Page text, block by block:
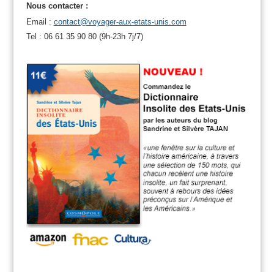
Nous contacter :
Email : contact@voyager-aux-etats-unis.com
Tel : 06 61 35 90 80 (9h-23h 7j/7)